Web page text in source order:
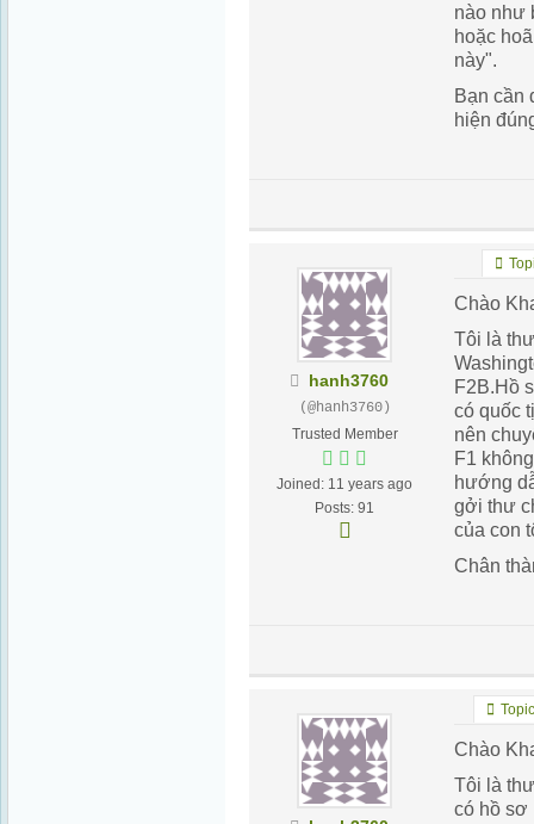
nào như
hoặc
này".
Bạn cần
hiện
hanh3760
(@hanh3760)
Trusted Member
Joined: 11 years ago
Posts: 91
Chào
Tôi là th
F2B.Hồ s
có quốc
nên
F1
hướng
gởi thư
của con
Chân
Chào
Tôi là
có hồ sơ